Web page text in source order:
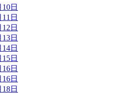
日
日
日
日
日
日
日
日
日